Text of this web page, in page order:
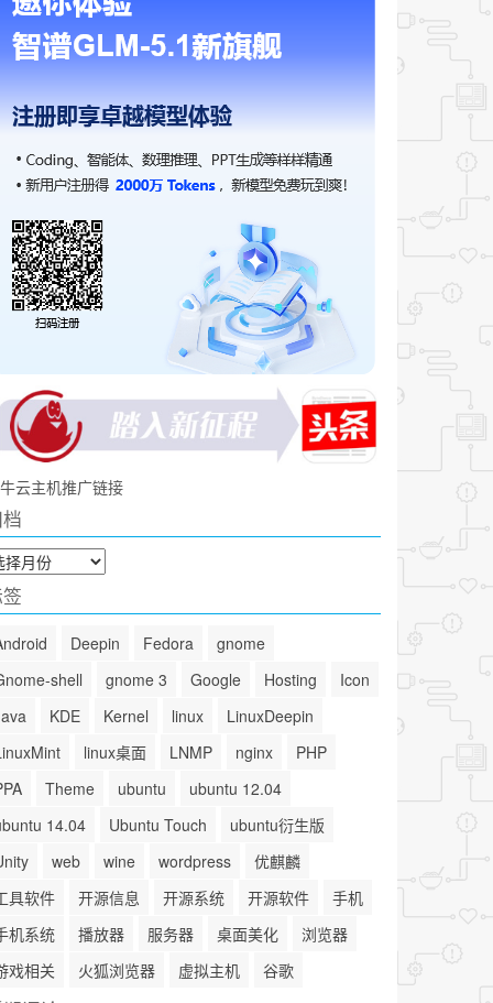
云主机推广链接
Deepin Fedora
gnome
shell
gnome 3 Google Hosting
Icon
KDE Kernel linux
LinuxDeepin
linux桌面 LNMP nginx
PHP
Theme ubuntu
ubuntu 12.04
14.04
Ubuntu Touch
ubuntu衍生版
web wine wordpress
优麒麟
具软件
开源信息 开源系统 开源软件
手机
机系统
播放器 服务器 桌面美化
浏览器
戏相关
火狐浏览器 虚拟主机 谷歌